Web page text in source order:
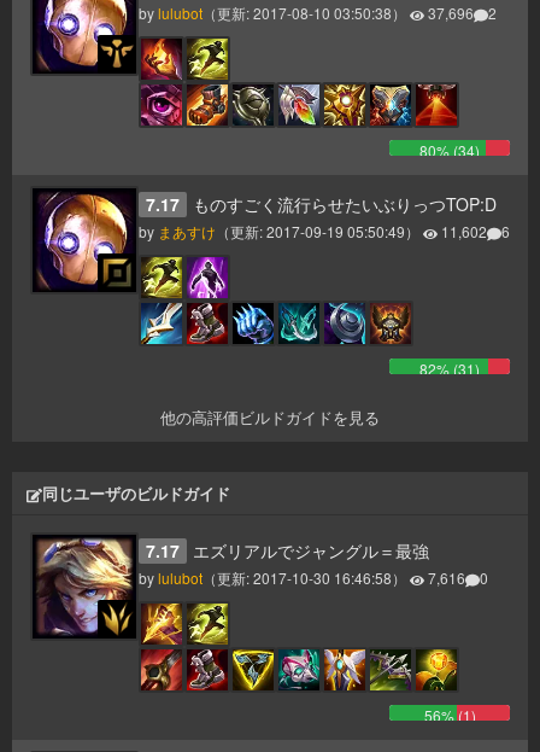
bylulubot （更新:2017-08-10 03:50:38） 37,696 2
80% (34)
7.17 ものすごく流行らせたいぶりっつTOP:D
by まあすけ （更新:2017-09-19 05:50:49） 11,602 6
82% (31)
他の高評価ビルドガイドを見る
同じユーザのビルドガイド
7.17 エズリアルでジャングル＝最強
bylulubot （更新:2017-10-30 16:46:58） 7,616 0
56% (1)